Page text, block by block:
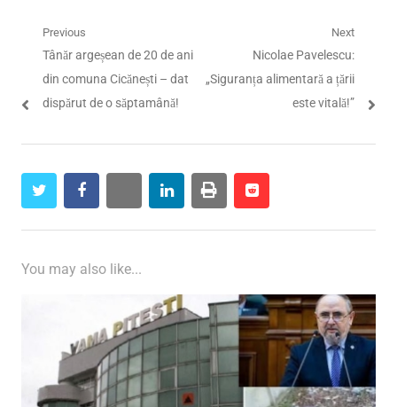
Navigare
articole
Previous
Previous
post:
Tânăr argeșean de 20 de ani
din comuna Cicănești – dat
dispărut de o săptamână!
Next
Next
post:
Nicolae Pavelescu:
„Siguranța alimentară a țării
este vitală!”
twitterfacebookwhatsapplinkedinprint reddit
reddit
You may also like...